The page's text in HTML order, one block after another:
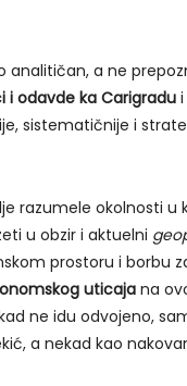
analitičan, a ne
i odavde ka Carigradu
sistematičnije i
razumele okolnosti u
u obzir i aktuelni
prostoru i borbu
uticaja na
ne idu odvojeno,
a nekad kao